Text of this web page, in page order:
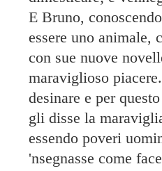
E Bruno,
essere uno
con sue nuove
maraviglioso
desinare e per
gli disse la
essendo poveri
'nsegnasse come